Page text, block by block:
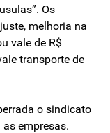
Os
melhoria na
vale de R$
transporte de
o sindicato
empresas.